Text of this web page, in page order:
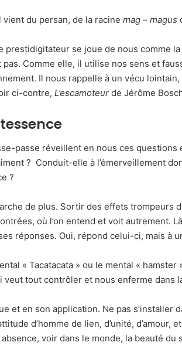
du persan, de la racine mag – magus
prestidigitateur se joue de nous comme
Comme elle, il utilise nos sens et
Il nous rappelle à un vécu
ci-contre, L’escamoteur de Jérôme
passe réveillent en nous ces questions
? Conduit-elle à l’émerveillement
?
de plus. Sortir des effets trompeurs
où l’on entend et voit autrement.
réponses. Oui, répond celui-ci, mais à
« Tacatacata » ou le mental «
tout contrôler et nous enferme dans
et en son application. Ne pas s’installer
d’homme de lien, d’unité, d’amour,
voir dans le monde, la beauté